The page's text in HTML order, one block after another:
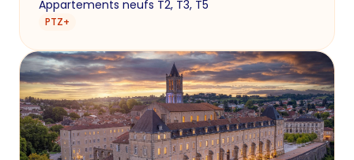
Appartements neufs T2, T3, T5
PTZ+